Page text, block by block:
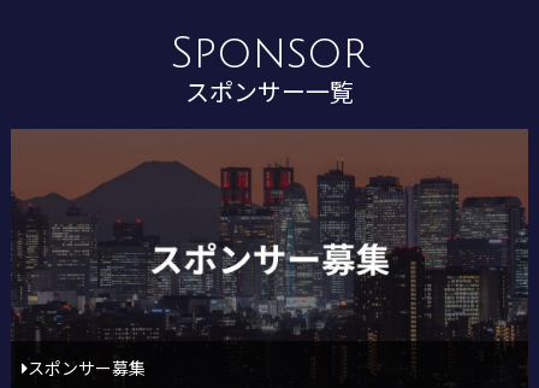
Sponsor
スポンサー一覧
スポンサー募集